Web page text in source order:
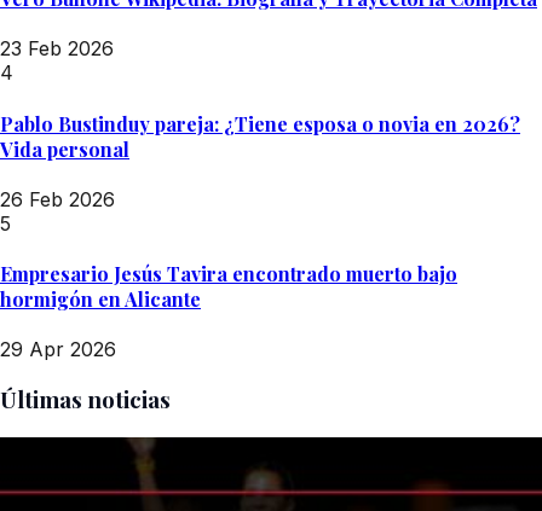
23 Feb 2026
4
Pablo Bustinduy pareja: ¿Tiene esposa o novia en 2026?
Vida personal
26 Feb 2026
5
Empresario Jesús Tavira encontrado muerto bajo
hormigón en Alicante
29 Apr 2026
Últimas noticias